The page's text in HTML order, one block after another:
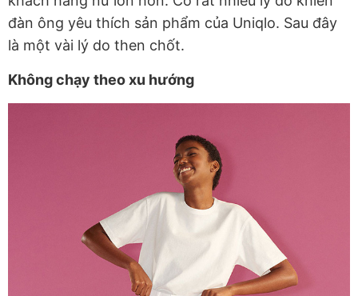
đàn ông yêu thích sản phẩm của Uniqlo. Sau đây
là một vài lý do then chốt.
Không chạy theo xu hướng